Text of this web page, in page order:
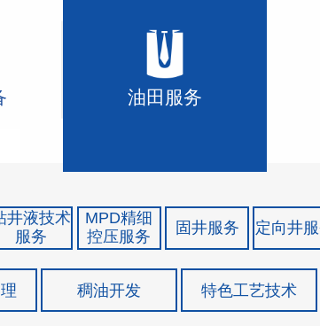
油田服务
井液技术
服务
MPD精细
控压服务
固井服务 定向井
稠油开发 特色工艺技术